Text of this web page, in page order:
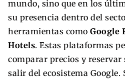
mundo, sino que en los
su presencia dentro del
herramientas como Google
Hotels. Estas plataformas
comparar precios y
salir del ecosistema Google.